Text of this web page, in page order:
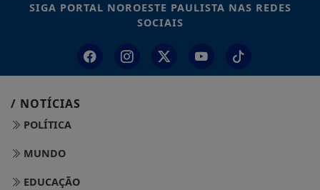
SIGA PORTAL NOROESTE PAULISTA NAS REDES
SOCIAIS
/ NOTÍCIAS
POLÍTICA
MUNDO
EDUCAÇÃO